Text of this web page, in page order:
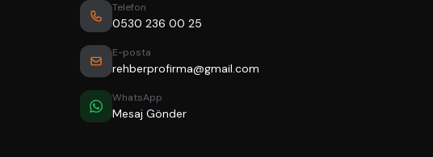
Telefon
0530 236 00 25
E-posta
rehberprofirma@gmail.com
WhatsApp
Mesaj Gönder